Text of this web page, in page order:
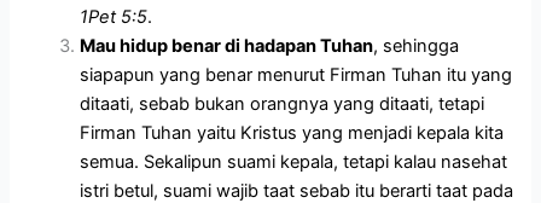
1Pet 5:5.
Mau hidup benar di hadapan Tuhan, sehingga
siapapun yang benar menurut Firman Tuhan itu yang
ditaati, sebab bukan orangnya yang ditaati, tetapi
Firman Tuhan yaitu Kristus yang menjadi kepala kita
semua. Sekalipun suami kepala, tetapi kalau nasehat
istri betul, suami wajib taat sebab itu berarti taat pada